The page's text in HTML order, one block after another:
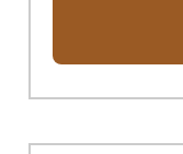
まぢピン
「日本遺